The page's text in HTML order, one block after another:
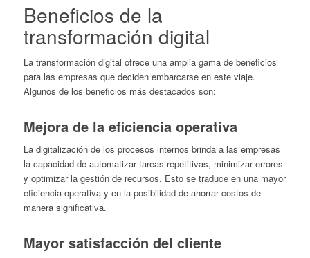
Beneficios de la
transformación digital
La transformación digital ofrece una amplia gama de beneficios
para las empresas que deciden embarcarse en este viaje.
Algunos de los beneficios más destacados son:
Mejora de la eficiencia operativa
La digitalización de los procesos internos brinda a las empresas
la capacidad de automatizar tareas repetitivas, minimizar errores
y optimizar la gestión de recursos. Esto se traduce en una mayor
eficiencia operativa y en la posibilidad de ahorrar costos de
manera significativa.
Mayor satisfacción del cliente